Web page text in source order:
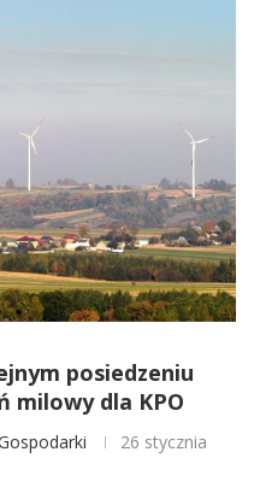
posiedzeniu
milowy dla KPO
26 stycznia